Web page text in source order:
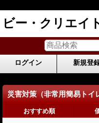
ビー・クリエイ
ログイン 新規登
災害対策（非常用簡易トイ
おすすめ順